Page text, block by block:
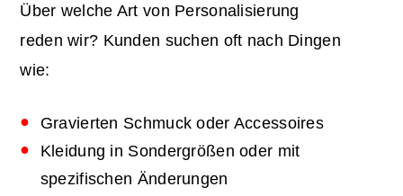
Über welche Art von Personalisierung
reden wir? Kunden suchen oft nach Dingen
wie:
Gravierten Schmuck oder Accessoires
Kleidung in Sondergrößen oder mit
spezifischen Änderungen